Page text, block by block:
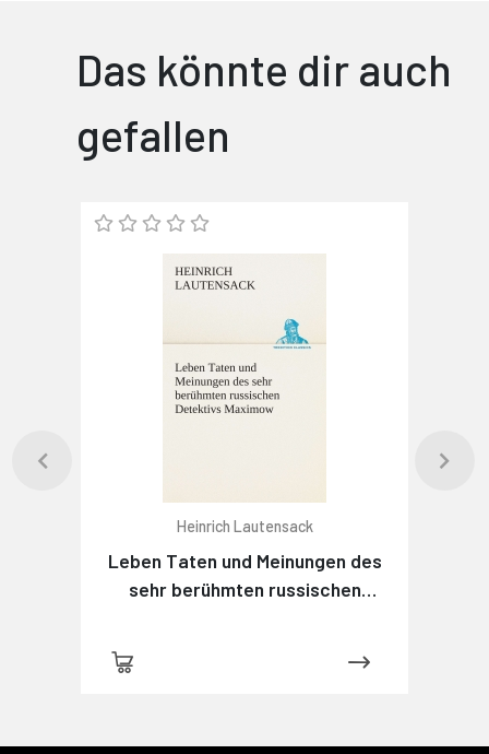
Das könnte dir auch
gefallen
Heinrich Lautensack
Leben Taten und Meinungen des
sehr berühmten russischen